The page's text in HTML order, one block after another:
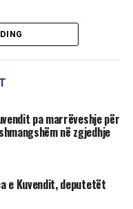
të fuqishme
i algoritmeve të
kibernetike, robotika,
teknologjitë
Energjisë i kushtoi
pa marrëveshje për
në zgjedhje
e Kuvendit, deputetët